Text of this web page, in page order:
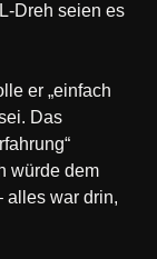
Dreh seien es
er „einfach
Das
würde dem
alles war drin,